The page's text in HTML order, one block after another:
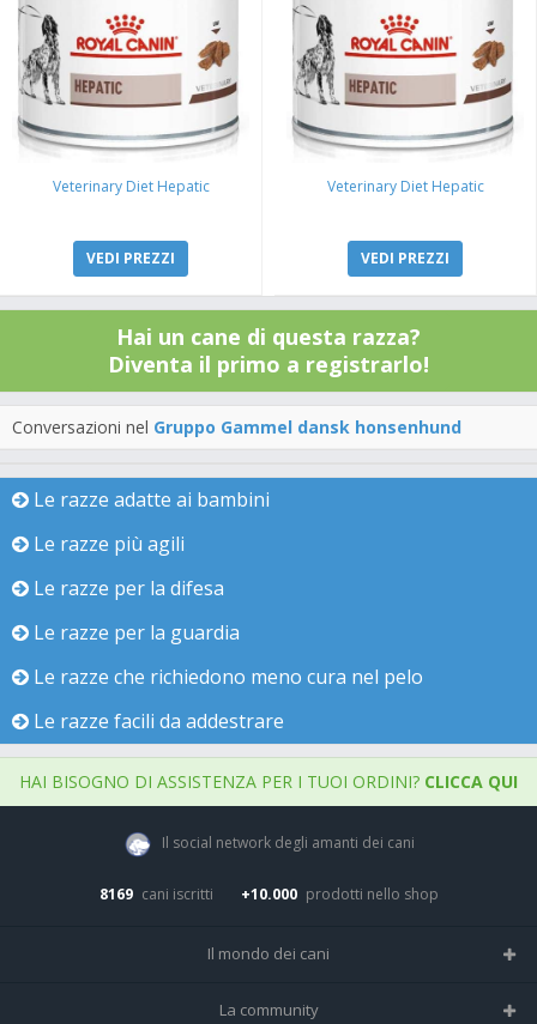
Veterinary Diet Hepatic
VEDI PREZZI
Veterinary Diet Hepatic
VEDI PREZZI
Hai un cane di questa razza?
Diventa il primo a registrarlo!
Conversazioni nel Gruppo Gammel dansk honsenhund
Le razze adatte ai bambini
Le razze più agili
Le razze per la difesa
Le razze per la guardia
Le razze che richiedono meno cura nel pelo
Le razze facili da addestrare
HAI BISOGNO DI ASSISTENZA PER I TUOI ORDINI? CLICCA QUI
Il social network degli amanti dei cani
8169 cani iscritti +10.000 prodotti nello shop
Il mondo dei cani
Tutte le razze
La community